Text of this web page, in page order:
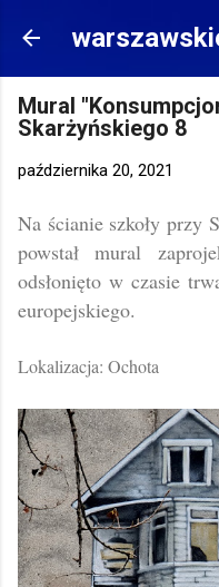
Przejdź do
Mural
Skarżyńskiego 8
października 20, 2021
Na ścianie szkoły przy
powstał mural
odsłonięto w czasie
europejskiego.
Lokalizacja: Ochota